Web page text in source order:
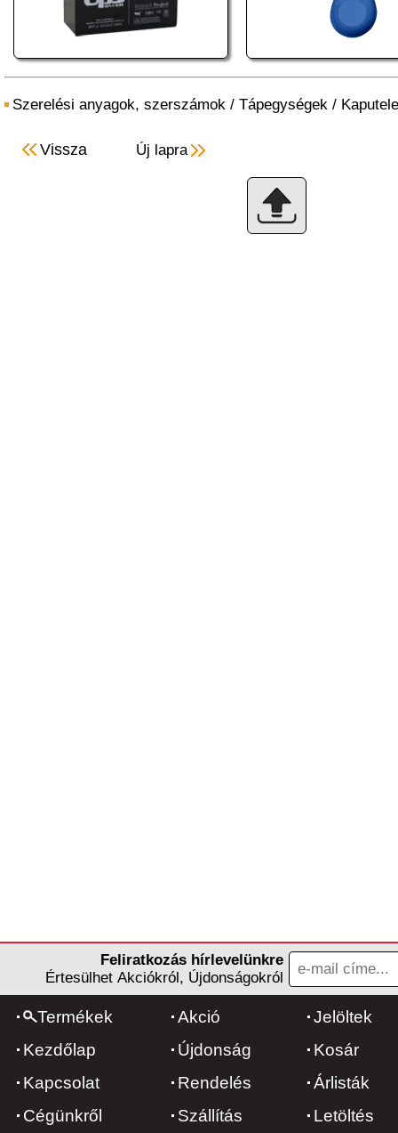
Szerelési anyagok, szerszámok / Tápegységek /
Vissza Új lapra
Feliratkozás hírlevelünkre
Értesülhet Akciókról, Újdonságokról
Termékek
Kezdőlap
Kapcsolat
Cégünkről
Akció
Újdonság
Rendelés
Szállítás
Jelöltek
Kosár
Árlisták
Letöltés